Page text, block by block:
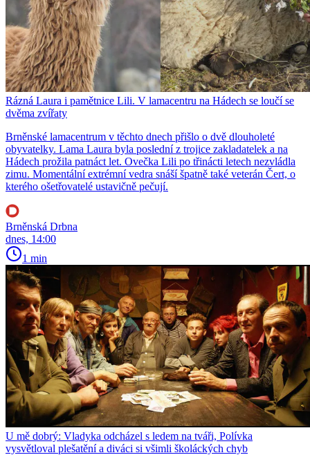
Rázná Laura i pamětnice Lili. V lamacentru na Hádech se loučí se
dvěma zvířaty
Brněnské lamacentrum v těchto dnech přišlo o dvě dlouholeté
obyvatelky. Lama Laura byla poslední z trojice zakladatelek a na
Hádech prožila patnáct let. Ovečka Lili po třinácti letech nezvládla
zimu. Momentální extrémní vedra snáší špatně také veterán Čert, o
kterého ošetřovatelé ustavičně pečují.
Brněnská Drbna
dnes, 14:00
1 min
U mě dobrý: Vladyka odcházel s ledem na tváři, Polívka
vysvětloval plešatění a diváci si všimli školáckých chyb